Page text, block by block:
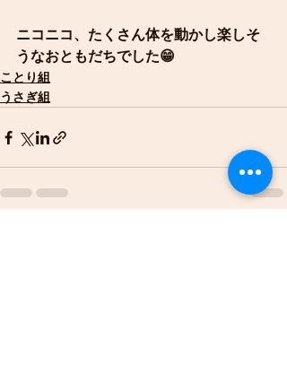
ニコニコ、たくさん体を動かし楽しそ
うなおともだちでした😁
ことり組
うさぎ組